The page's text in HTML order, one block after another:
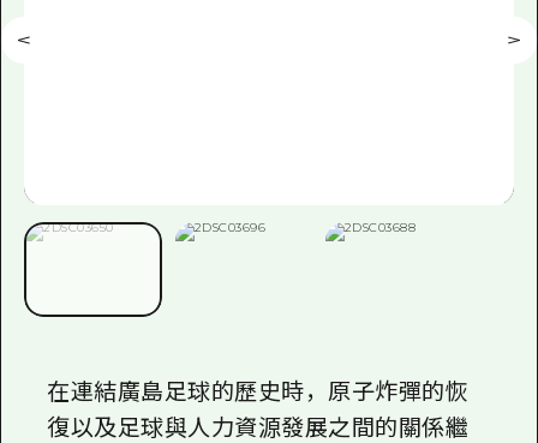
在連結廣島足球的歷史時，原子炸彈的恢
復以及足球與人力資源發展之間的關係繼